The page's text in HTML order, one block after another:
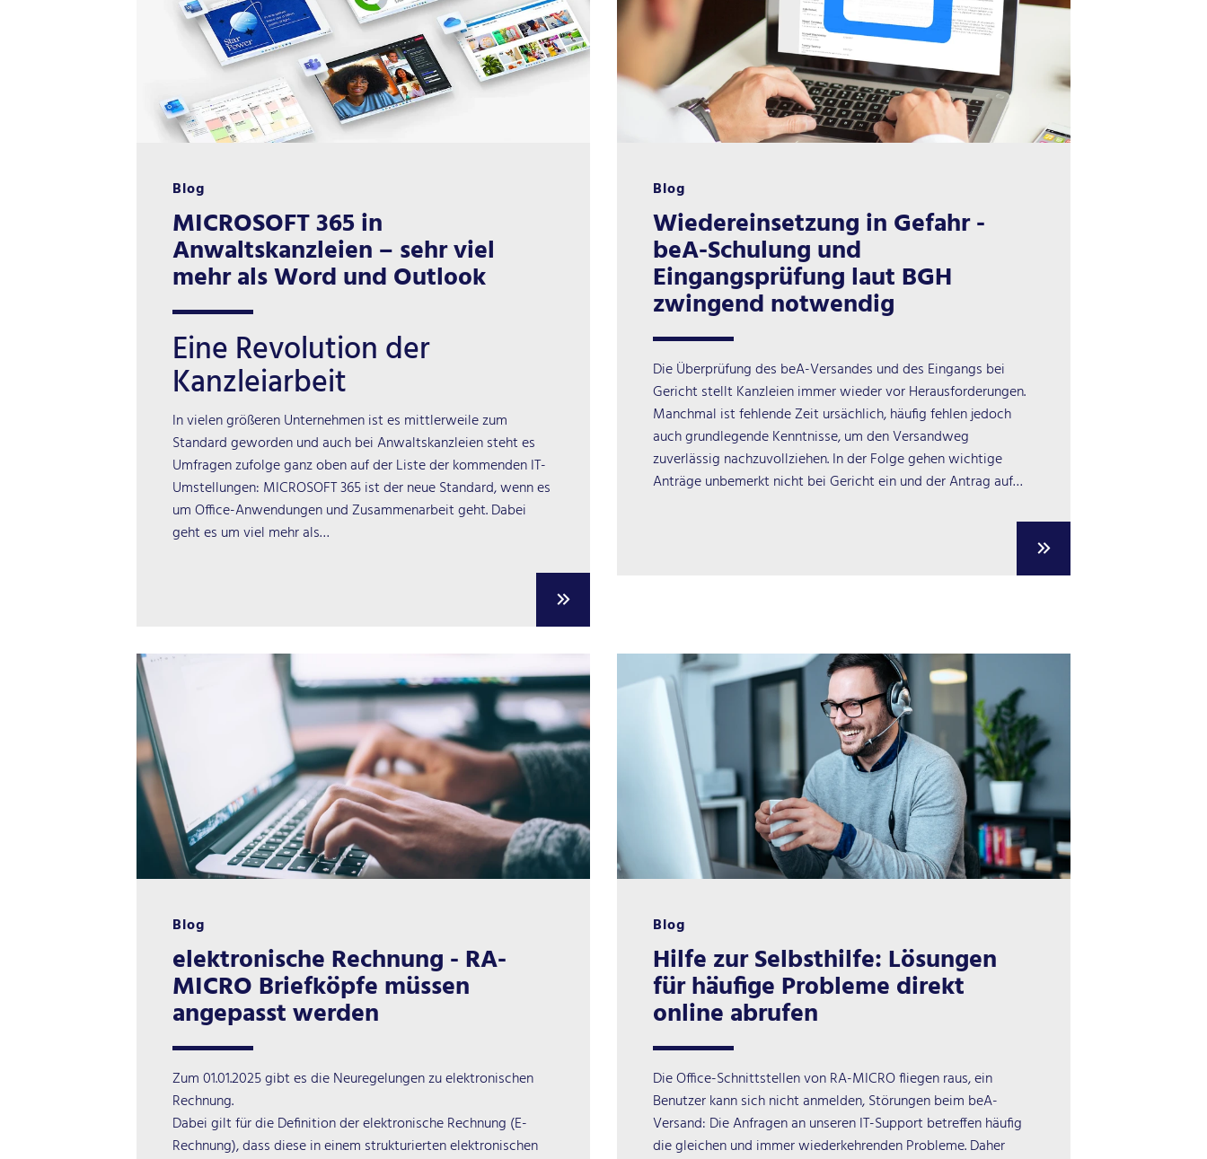
Blog
MICROSOFT 365 in
Anwaltskanzleien – sehr viel
mehr als Word und Outlook
Eine Revolution der
Kanzleiarbeit
In vielen größeren Unternehmen ist es mittlerweile zum
Standard geworden und auch bei Anwaltskanzleien steht es
Umfragen zufolge ganz oben auf der Liste der kommenden IT-
Umstellungen: MICROSOFT 365 ist der neue Standard, wenn es
um Office-Anwendungen und Zusammenarbeit geht. Dabei
geht es um viel mehr als…
Blog
Wiedereinsetzung in Gefahr -
beA-Schulung und
Eingangsprüfung laut BGH
zwingend notwendig
Die Überprüfung des beA-Versandes und des Eingangs bei
Gericht stellt Kanzleien immer wieder vor Herausforderungen.
Manchmal ist fehlende Zeit ursächlich, häufig fehlen jedoch
auch grundlegende Kenntnisse, um den Versandweg
zuverlässig nachzuvollziehen. In der Folge gehen wichtige
Anträge unbemerkt nicht bei Gericht ein und der Antrag auf…
Blog
elektronische Rechnung - RA-
MICRO Briefköpfe müssen
angepasst werden
Zum 01.01.2025 gibt es die Neuregelungen zu elektronischen
Rechnung.
Dabei gilt für die Definition der elektronische Rechnung (E-
Rechnung), dass diese in einem strukturierten elektronischen
Blog
Hilfe zur Selbsthilfe: Lösungen
für häufige Probleme direkt
online abrufen
Die Office-Schnittstellen von RA-MICRO fliegen raus, ein
Benutzer kann sich nicht anmelden, Störungen beim beA-
Versand: Die Anfragen an unseren IT-Support betreffen häufig
die gleichen und immer wiederkehrenden Probleme. Daher